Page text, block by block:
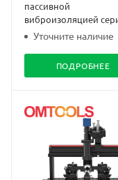
пассивной
виброизоляцией
Уточните наличие
ПОДРОБНЕЕ